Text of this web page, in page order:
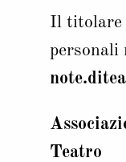
Il titolare
Teatro